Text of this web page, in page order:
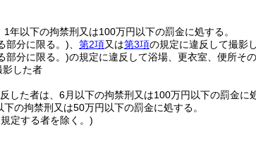
年以下の拘禁刑又は100万円以下の罰金に処する。
部分に限る。) 第2項又は第3項の規定に違反して撮影
部分に限る。)の規定に違反して浴場、更衣室、便所そ
影した者
した者は、6月以下の拘禁刑又は100万円以下の罰金に
の拘禁刑又は50万円以下の罰金に処する。
定する者を除く。)